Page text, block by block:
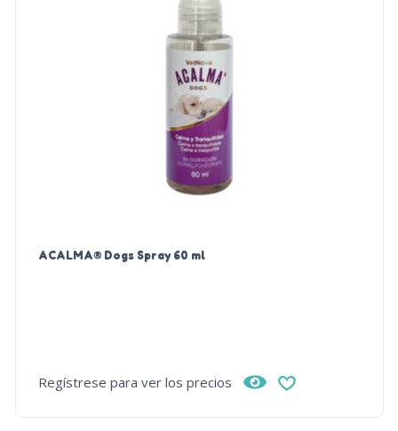
ACALMA® Dogs Spray 60 ml
Regístrese para ver los precios